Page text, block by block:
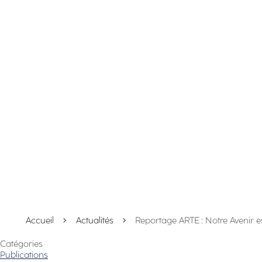
Accueil Actualités Reportage ARTE : Notre Avenir
Catégories
Publications